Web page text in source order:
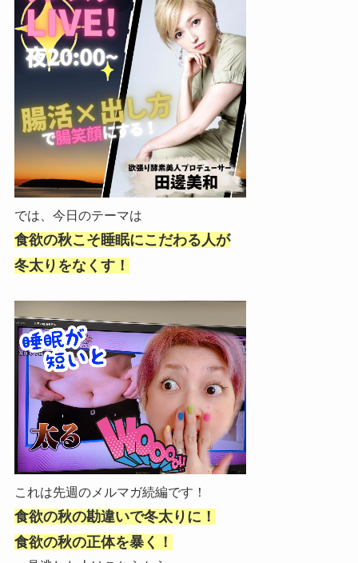
では、今日のテーマは
食欲の秋こそ睡眠にこだわる人が
冬太りをなくす！
これは先週のメルマガ続編です！
食欲の秋の勘違いで冬太りに！
食欲の秋の正体を暴く！